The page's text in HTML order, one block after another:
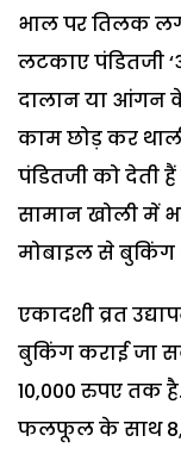
भाल पर तिलक
लटकाए पंडितजी
दालान या आंगन
काम छोड़ कर
पंडितजी को देती
सामान खोली में
मोबाइल से बुकिंग
एकादशी व्रत
बुकिंग कराई जा
10,000 रुपए तक
फलफूल के साथ